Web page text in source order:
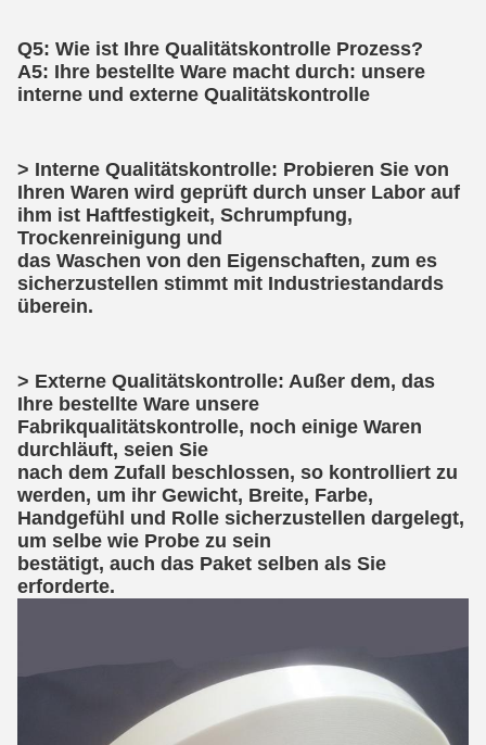
Q5: Wie ist Ihre Qualitätskontrolle Prozess?
A5: Ihre bestellte Ware macht durch: unsere
interne und externe Qualitätskontrolle
> Interne Qualitätskontrolle: Probieren Sie von
Ihren Waren wird geprüft durch unser Labor auf
ihm ist Haftfestigkeit, Schrumpfung,
Trockenreinigung und
das Waschen von den Eigenschaften, zum es
sicherzustellen stimmt mit Industriestandards
überein.
> Externe Qualitätskontrolle: Außer dem, das
Ihre bestellte Ware unsere
Fabrikqualitätskontrolle, noch einige Waren
durchläuft, seien Sie
nach dem Zufall beschlossen, so kontrolliert zu
werden, um ihr Gewicht, Breite, Farbe,
Handgefühl und Rolle sicherzustellen dargelegt,
um selbe wie Probe zu sein
bestätigt, auch das Paket selben als Sie
erforderte.